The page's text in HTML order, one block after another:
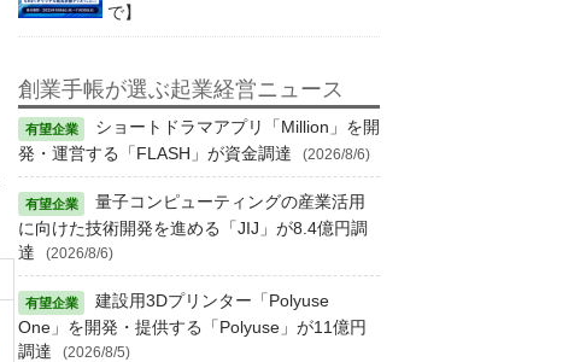
で】
創業手帳が選ぶ起業経営ニュース
ショートドラマアプリ「Million」を開
発・運営する「FLASH」が資金調達
(2026/8/6)
量子コンピューティングの産業活用
に向けた技術開発を進める「JIJ」が8.4億円調
達
(2026/8/6)
建設用3Dプリンター「Polyuse
One」を開発・提供する「Polyuse」が11億円
調達
(2026/8/5)